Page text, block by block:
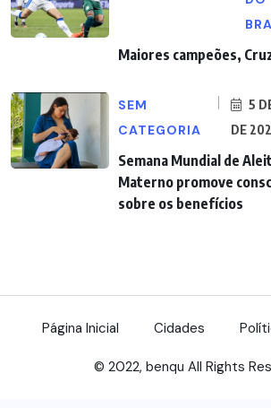
Maiores campeões,
SEM
CATEGORIA
5
DE
Semana Mundial de
Materno promove
sobre os benefícios
Página Inicial Cidades
© 2022, benqu All Rights